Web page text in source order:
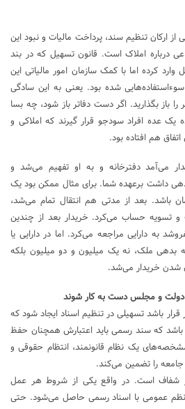
ارکان تنظیم سند، پرداخت مالیات و نبود این
درباره املاک است. قانون تسهیل که در بند
کرده اما با کمک سازمان امور مالیاتی این
شده بود. یعنی به این سادگی
باز بگذارید. اگر دست دفاتر باز شود، چه بسا
عده افراد سودجو قرار گیرند که املاکی و
هم افتاده بود.
می‌آمد دفترخانه و به او تفهیم می‌شد و
داشت برعهده شما. برای مثال ممکن بود یک
باشد. بعد از مدتی هم انتقال تمام می‌شد،
تسویه حساب می‌کرد. خریدار بعد از چندین
به دارایی مراجعه می‌کرد. اما در دارایی یا
بدهی ملک، نه یک میلیون و دو میلیون بلکه
شدن خریدار می‌شد.
دولت و مجلس دست به کار شوند
باشد تسهیلی در تنظیم اسناد ایجاد شود که
که سند رسمی باید اعتبارش همچنان حفظ
یک نظام قانونمند، انتظام حقوقی و
را تضمین می‌کند.
شفاف است. در واقع یکی از شروط هر عمل
عمومی با اسناد رسمی حاصل می‌شود. حتی